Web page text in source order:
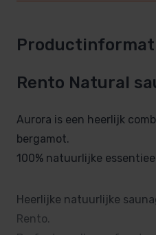
Rento Natural
Aurora is een heerlijk
bergamot.
100% natuurlijke
Heerlijke natuurlijke
Rento.